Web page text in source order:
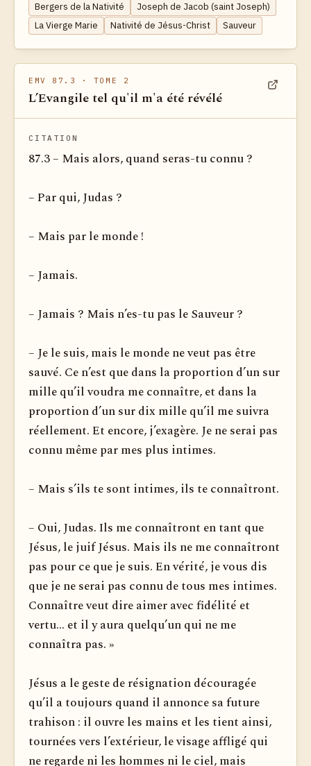
Bergers de la Nativité
Joseph de Jacob (saint Joseph)
La Vierge Marie
Nativité de Jésus-Christ Sauveur
EMV 87.3 · TOME 2
L’Evangile tel qu'il m'a été révélé
CITATION
87.3 – Mais alors, quand seras-tu connu ?
– Par qui, Judas ?
– Mais par le monde !
– Jamais.
– Jamais ? Mais n’es-tu pas le Sauveur ?
– Je le suis, mais le monde ne veut pas être
sauvé. Ce n’est que dans la proportion d’un sur
mille qu’il voudra me connaître, et dans la
proportion d’un sur dix mille qu’il me suivra
réellement. Et encore, j’exagère. Je ne serai pas
connu même par mes plus intimes.
– Mais s’ils te sont intimes, ils te connaîtront.
– Oui, Judas. Ils me connaîtront en tant que
Jésus, le juif Jésus. Mais ils ne me connaîtront
pas pour ce que je suis. En vérité, je vous dis
que je ne serai pas connu de tous mes intimes.
Connaître veut dire aimer avec fidélité et
vertu... et il y aura quelqu’un qui ne me
connaîtra pas. »
Jésus a le geste de résignation découragée
qu’il a toujours quand il annonce sa future
trahison : il ouvre les mains et les tient ainsi,
tournées vers l’extérieur, le visage affligé qui
ne regarde ni les hommes ni le ciel, mais